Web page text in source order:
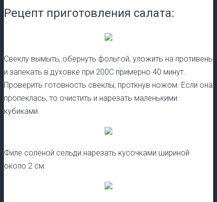
Рецепт приготовления салата:
Свеклу вымыть, обернуть фольгой, уложить на противень
и запекать в духовке при 200С примерно 40 минут.
Проверить готовность свеклы, проткнув ножом. Если она
пропеклась, то очистить и нарезать маленькими
кубиками.
Филе солёной сельди нарезать кусочками шириной
около 2 см.